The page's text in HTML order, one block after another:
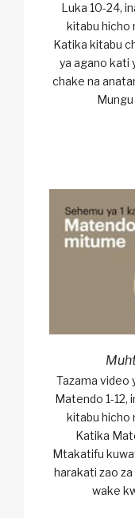
Luka 10-24,
kitabu hicho
Katika kitabu
ya agano kati
chake na
Tazama video
Matendo 1-12,
kitabu hicho
Katika
Mtakatifu
harakati zao
wake